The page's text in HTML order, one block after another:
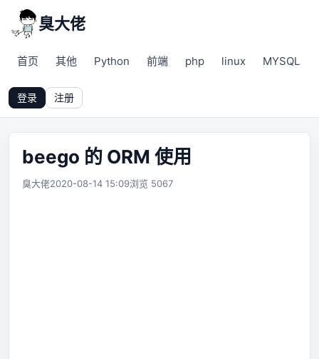
臭大佬
首页 其他 Python 前端 php linux MYSQL
登录 注册
beego 的 ORM 使用
臭大佬2020-08-14 15:09浏览 5067